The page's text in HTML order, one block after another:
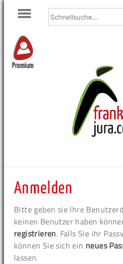
Premium
Anmelden
Bitte geben sie Ihre
keinen Benutzer haben
registrieren. Falls Sie ihr
können Sie sich ein neues
lassen.